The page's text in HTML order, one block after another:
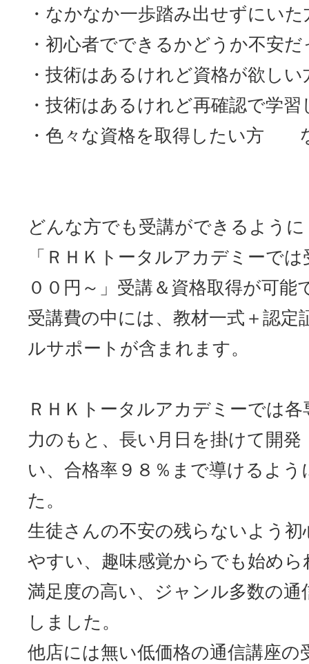
・なかなか一歩踏み出せずにいた
・初心者でできるかどうか不安だ
・技術はあるけれど資格が欲しい
・技術はあるけれど再確認で学習
・色々な資格を取得したい方
どんな方でも受講ができるように
「ＲＨＫトータルアカデミーで
００円～」受講＆資格取得が可能
受講費の中には、教材一式＋認定
ルサポートが含まれます。
ＲＨＫトータルアカデミーでは各
力のもと、長い月日を掛けて開発
い、合格率９８％まで導けるよう
た。
生徒さんの不安の残らないよう初
やすい、趣味感覚からでも始め
満足度の高い、ジャンル多数の通
しました。
他店には無い低価格の通信講座の